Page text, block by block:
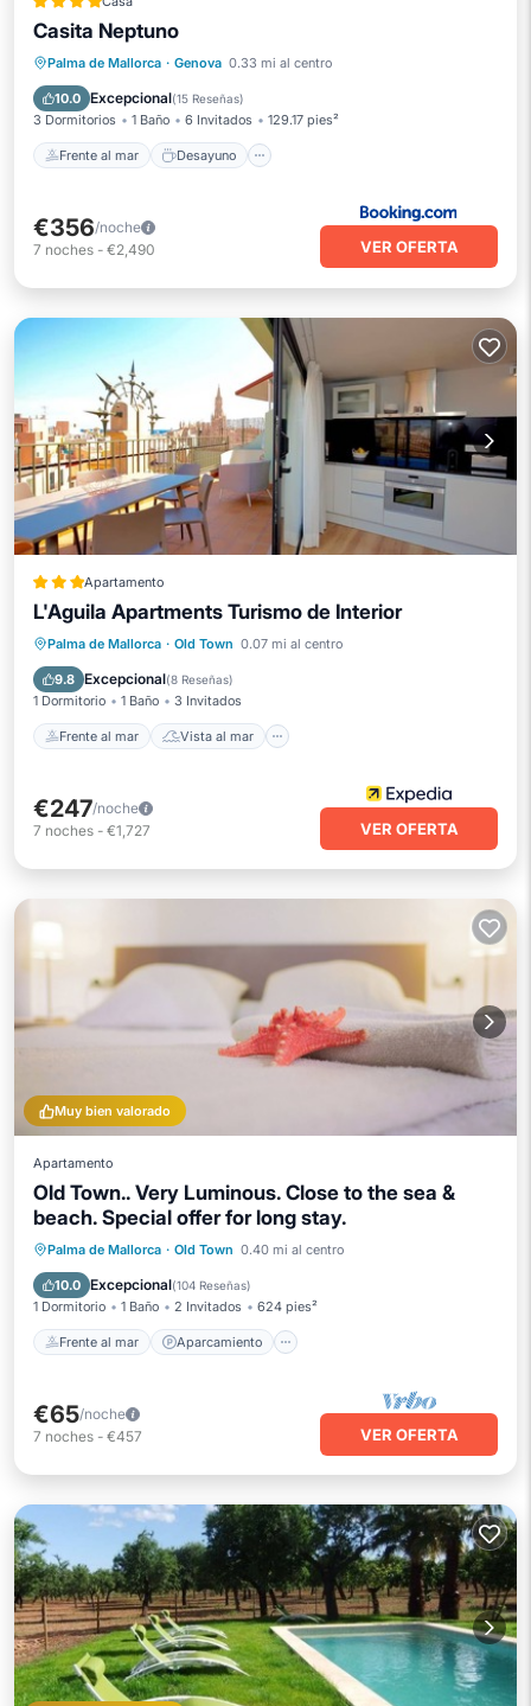
Casita Neptuno
Palma de Mallorca · Genova 0.33 mi al centro
10.0 Excepcional(15 Reseñas)
3 Dormitorios 1 Baño 6 Invitados 129.17 pies²
Frente al mar Desayuno
Frente al mar
Desayuno
Aparcamiento
€356/noche
7 noches - €2,490 VER OFERTA
Apartamento
L'Aguila Apartments Turismo de Interior
Palma de Mallorca · Old Town 0.07 mi al centro
9.8 Excepcional(8 Reseñas)
1 Dormitorio 1 Baño 3 Invitados
Frente al mar Vista al mar
Frente al mar Vista al mar
Cocina
€247/noche
7 noches - €1,727 VER OFERTA
Muy bien valorado
Apartamento
Old Town.. Very Luminous. Close to the sea &
beach. Special offer for long stay.
Palma de Mallorca · Old Town 0.40 mi al centro
10.0 Excepcional(104 Reseñas)
1 Dormitorio 1 Baño 2 Invitados 624 pies²
Frente al mar Aparcamiento
Frente al mar
Aparcamiento
Vista al mar
Balcón/Terraza
€65/noche
7 noches - €457 VER OFERTA